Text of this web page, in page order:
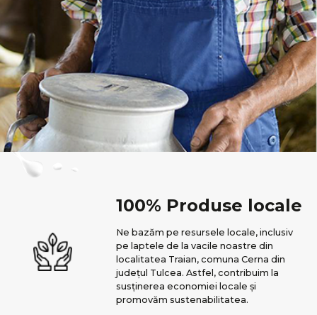
100% Produse locale
Ne bazăm pe resursele locale, inclusiv
pe laptele de la vacile noastre din
localitatea Traian, comuna Cerna din
județul Tulcea. Astfel, contribuim la
susținerea economiei locale și
promovăm sustenabilitatea.